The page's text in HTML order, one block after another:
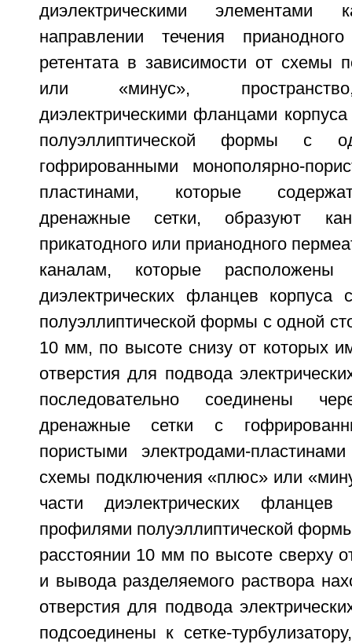
диэлектрическими
направлении течения
ретентата в зависимости от схемы
или «минус»,
диэлектрическими фланцами
полуэллиптической формы с
гофрированными монополярно-
пластинами, которые
дренажные сетки, образуют
прикатодного или прианодного
каналам, которые
диэлектрических фланцев
полуэллиптической формы с одной
10 мм, по высоте снизу от которых
отверстия для подвода
последовательно соединены
дренажные сетки с
пористыми электродами-
схемы подключения «плюс» или
части диэлектрических
профилями полуэллиптической
расстоянии 10 мм по высоте сверху
и вывода разделяемого раствора
отверстия для подвода
подсоединены к сетке-